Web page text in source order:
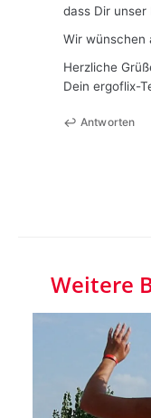
dass Dir
Wir wünschen
Herzliche
Dein ergoflix-
Antworten
Weitere